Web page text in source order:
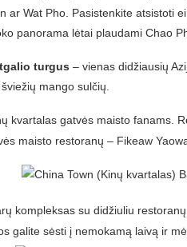
ar Wat Pho. Pasistenkite atsistoti
panorama lėtai plaudami Chao
turgus – vienas didžiausių
mango sulčių.
kvartalas gatvės maisto fanams.
maisto restoranų – Fikeaw
kompleksas su didžiuliu
galite sėsti į nemokamą laivą ir